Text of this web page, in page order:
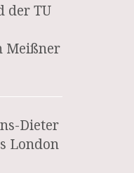
der TU
Meißner
Dieter
London